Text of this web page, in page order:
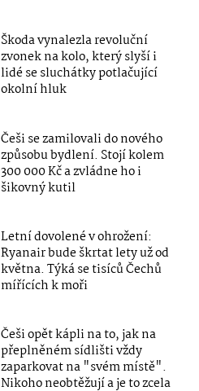
Škoda vynalezla revoluční
zvonek na kolo, který slyší i
lidé se sluchátky potlačující
okolní hluk
Češi se zamilovali do nového
způsobu bydlení. Stojí kolem
300 000 Kč a zvládne ho i
šikovný kutil
Letní dovolené v ohrožení:
Ryanair bude škrtat lety už od
května. Týká se tisíců Čechů
mířících k moři
Češi opět kápli na to, jak na
přeplněném sídlišti vždy
zaparkovat na "svém místě".
Nikoho neobtěžují a je to zcela